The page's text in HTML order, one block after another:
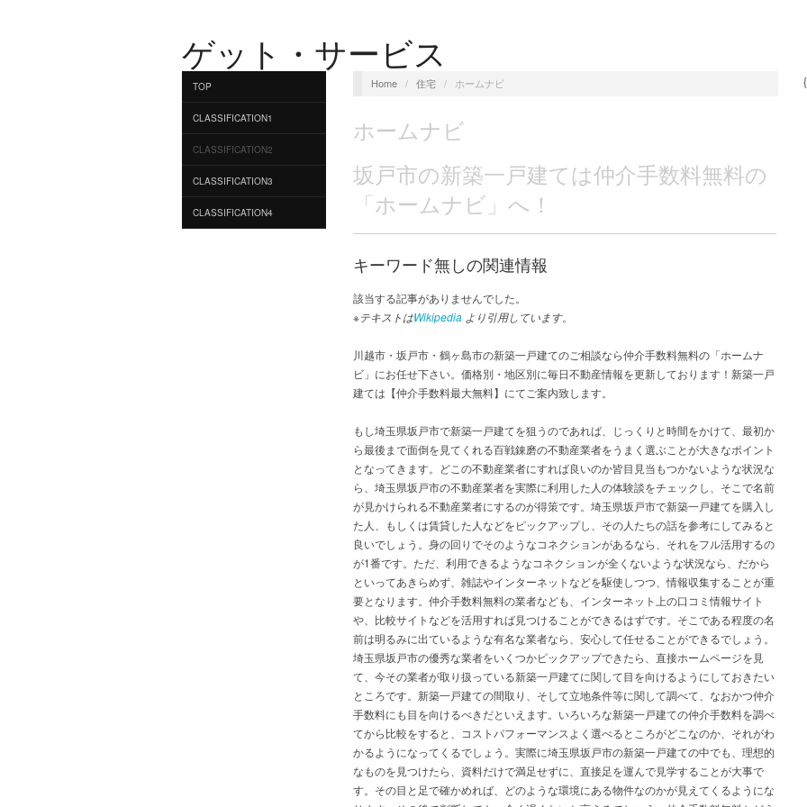
ゲット・サービス
TOP
CLASSIFICATION1
CLASSIFICATION2
CLASSIFICATION3
CLASSIFICATION4
Home / 住宅 / ホームナビ
ホームナビ
坂戸市の新築一戸建ては仲介手数料無料の
「ホームナビ」へ！
キーワード無しの関連情報
該当する記事がありませんでした。
※テキストはWikipedia より引用しています。
川越市・坂戸市・鶴ヶ島市の新築一戸建てのご相談なら仲介手数料無料の「ホームナ
ビ」にお任せ下さい。価格別・地区別に毎日不動産情報を更新しております！新築一戸
建ては【仲介手数料最大無料】にてご案内致します。
もし埼玉県坂戸市で新築一戸建てを狙うのであれば、じっくりと時間をかけて、最初か
ら最後まで面倒を見てくれる百戦錬磨の不動産業者をうまく選ぶことが大きなポイント
となってきます。どこの不動産業者にすれば良いのか皆目見当もつかないような状況な
ら、埼玉県坂戸市の不動産業者を実際に利用した人の体験談をチェックし、そこで名前
が見かけられる不動産業者にするのが得策です。埼玉県坂戸市で新築一戸建てを購入し
た人、もしくは賃貸した人などをピックアップし、その人たちの話を参考にしてみると
良いでしょう。身の回りでそのようなコネクションがあるなら、それをフル活用するの
が1番です。ただ、利用できるようなコネクションが全くないような状況なら、だから
といってあきらめず、雑誌やインターネットなどを駆使しつつ、情報収集することが重
要となります。仲介手数料無料の業者なども、インターネット上の口コミ情報サイト
や、比較サイトなどを活用すれば見つけることができるはずです。そこである程度の名
前は明るみに出ているような有名な業者なら、安心して任せることができるでしょう。
埼玉県坂戸市の優秀な業者をいくつかピックアップできたら、直接ホームページを見
て、今その業者が取り扱っている新築一戸建てに関して目を向けるようにしておきたい
ところです。新築一戸建ての間取り、そして立地条件等に関して調べて、なおかつ仲介
手数料にも目を向けるべきだといえます。いろいろな新築一戸建ての仲介手数料を調べ
てから比較をすると、コストパフォーマンスよく選べるところがどこなのか、それがわ
かるようになってくるでしょう。実際に埼玉県坂戸市の新築一戸建ての中でも、理想的
なものを見つけたら、資料だけで満足せずに、直接足を運んで見学することが大事で
す。その目と足で確かめれば、どのような環境にある物件なのかが見えてくるようにな